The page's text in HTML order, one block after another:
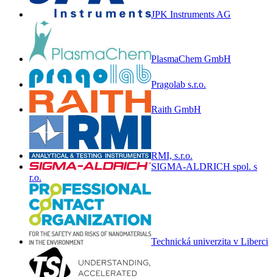
JPK Instruments AG
PlasmaChem GmbH
Pragolab s.r.o.
Raith GmbH
RMI, s.r.o.
SIGMA-ALDRICH spol. s
r.o.
Technická univerzita v Liberci